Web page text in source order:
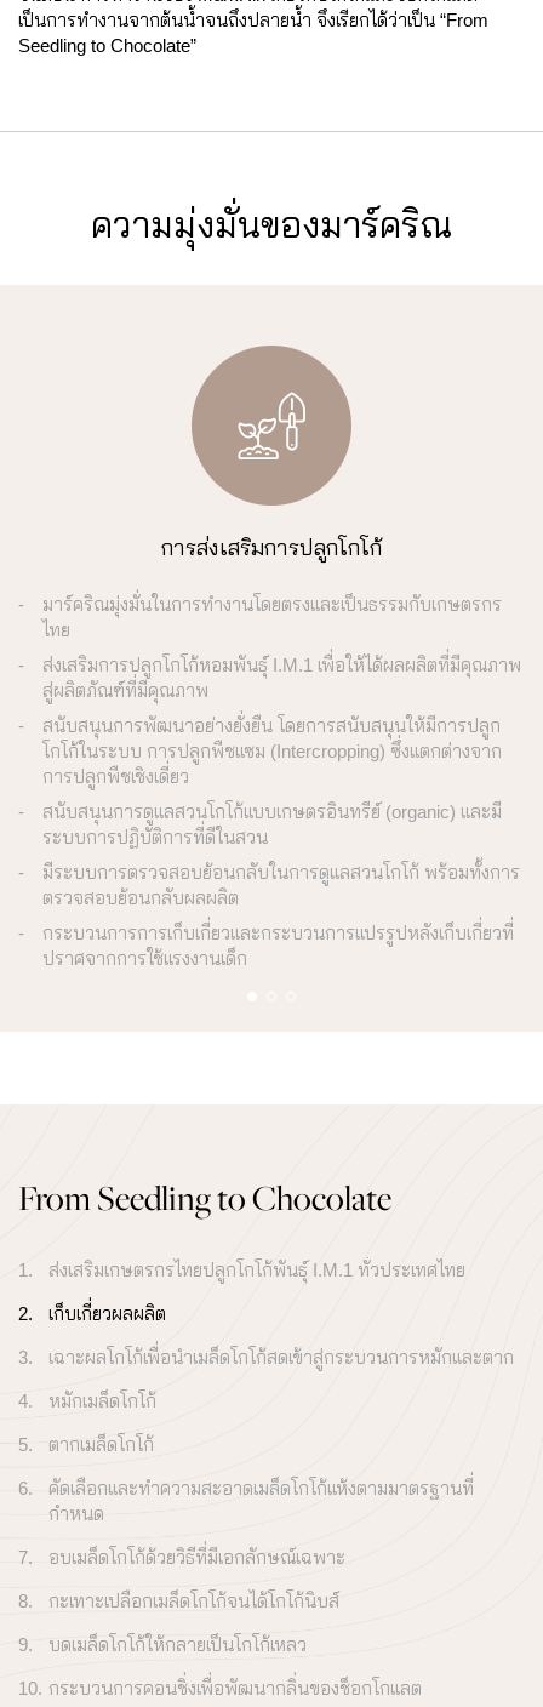
เป็นการทำงานจากต้นน้ำจนถึงปลายน้ำ จึงเรียกได้ว่าเป็น “From
Seedling to Chocolate”
ความมุ่งมั่นของมาร์คริณ
การส่งเสริมการปลูกโกโก้
มาร์คริณมุ่งมั่นในการทำงานโดยตรงและเป็นธรรมกับเกษตรกร
ไทย
ส่งเสริมการปลูกโกโก้หอมพันธุ์ I.M.1 เพื่อให้ได้ผลผลิตที่มีคุณภาพ
สู่ผลิตภัณฑ์ที่มีคุณภาพ
สนับสนุนการพัฒนาอย่างยั่งยืน โดยการสนับสนุนให้มีการปลูก
โกโก้ในระบบ การปลูกพืชแซม (Intercropping) ซึ่งแตกต่างจาก
การปลูกพืชเชิงเดี่ยว
สนับสนุนการดูแลสวนโกโก้แบบเกษตรอินทรีย์ (organic) และมี
ระบบการปฏิบัติการที่ดีในสวน
มีระบบการตรวจสอบย้อนกลับในการดูแลสวนโกโก้ พร้อมทั้งการ
ตรวจสอบย้อนกลับผลผลิต
กระบวนการการเก็บเกี่ยวและกระบวนการแปรรูปหลังเก็บเกี่ยวที่
ปราศจากการใช้แรงงานเด็ก
From Seedling to Chocolate
ส่งเสริมเกษตรกรไทยปลูกโกโก้พันธุ์ I.M.1 ทั่วประเทศไทย
เก็บเกี่ยวผลผลิต
เฉาะผลโกโก้เพื่อนำเมล็ดโกโก้สดเข้าสู่กระบวนการหมักและตาก
หมักเมล็ดโกโก้
ตากเมล็ดโกโก้
คัดเลือกและทำความสะอาดเมล็ดโกโก้แห้งตามมาตรฐานที่
กำหนด
อบเมล็ดโกโก้ด้วยวิธีที่มีเอกลักษณ์เฉพาะ
กะเทาะเปลือกเมล็ดโกโก้จนได้โกโก้นิบส์
บดเมล็ดโกโก้ให้กลายเป็นโกโก้เหลว
กระบวนการคอนชิ่งเพื่อพัฒนากลิ่นของช็อกโกแลต